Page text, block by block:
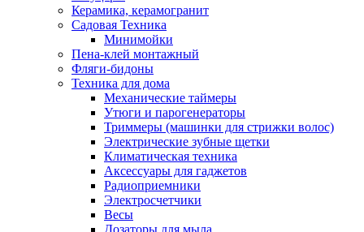
Керамика, керамогранит
Садовая Техника
Минимойки
Пена-клей монтажный
Фляги-бидоны
Техника для дома
Механические таймеры
Утюги и парогенераторы
Триммеры (машинки для стрижки волос)
Электрические зубные щетки
Климатическая техника
Аксессуары для гаджетов
Радиоприемники
Электросчетчики
Весы
Дозаторы для мыла